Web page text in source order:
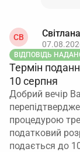
СВ Світлана
ВІДПОВІДЬ
Термін
10 серпня
Добрий вечір
процедурою
податковий
подається до